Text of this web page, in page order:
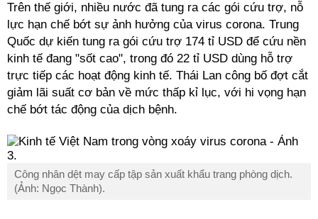
Trên thế giới, nhiều nước đã tung ra các gói cứu trợ, nỗ
lực hạn chế bớt sự ảnh hưởng của virus corona. Trung
Quốc dự kiến tung ra gói cứu trợ 174 tỉ USD để cứu nền
kinh tế đang "sốt cao", trong đó 22 tỉ USD dùng hỗ trợ
trực tiếp các hoạt động kinh tế. Thái Lan công bố đợt cắt
giảm lãi suất cơ bản về mức thấp kỉ lục, với hi vọng hạn
chế bớt tác động của dịch bệnh.
Công nhân dệt may cấp tập sản xuất khẩu trang phòng dịch.
(Ảnh: Ngọc Thành).